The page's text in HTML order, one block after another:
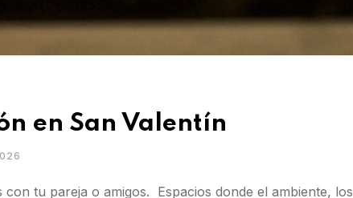
en San Valentín
tu pareja o amigos. Espacios donde el ambiente, los